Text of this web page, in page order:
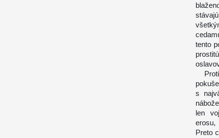
tento
Proti
s
len
erosu,
Preto